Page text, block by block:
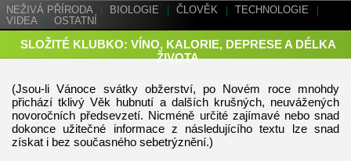
NEŽIVÁ PŘÍRODA BIOLOGIE ČLOVĚK TECHNOLOGIE
VIDEA
OSTATNÍ
SLOŽITÉ KLUBKO: VÍNO, KALORIE, DEPRESE A DÉLKA
ŽIVOTA
(Jsou-li Vánoce svátky obžerství, po Novém roce mnohdy
přichází tklivý Věk hubnutí a dalších krušných, neuvážených
novoročních předsevzetí. Nicméně určité zajímavé nebo snad
dokonce užitečné informace z následujícího textu lze snad
získat i bez současného sebetrýznění.)